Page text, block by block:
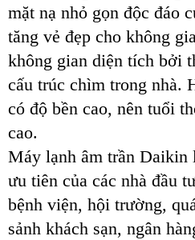
mặt nạ nhỏ gọn độc đáo
tăng vẻ đẹp cho không
không gian diện tích bởi
cấu trúc chìm trong nhà.
có độ bền cao, nên tuổi
cao.
Máy lạnh âm trần Daikin
ưu tiên của các nhà đầu
bệnh viện, hội trường,
sảnh khách sạn, ngân